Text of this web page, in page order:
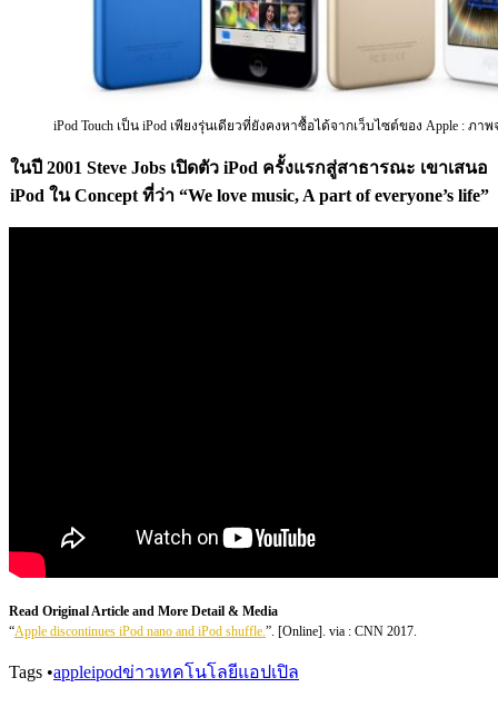
iPod Touch เป็น iPod เพียงรุ่นเดียวที่ยังคงหาซื้อได้จากเว็บไซต์ของ Apple : ภ
ในปี 2001 Steve Jobs เปิดตัว iPod ครั้งแรกสู่สาธารณะ เขาเสนอ
iPod ใน Concept ที่ว่า “We love music, A part of everyone’s life”
Read Original Article and More Detail & Media
“Apple discontinues iPod nano and iPod shuffle.”. [Online]. via : CNN 2017.
Tags •appleipodข่าวเทคโนโลยีแอปเปิล